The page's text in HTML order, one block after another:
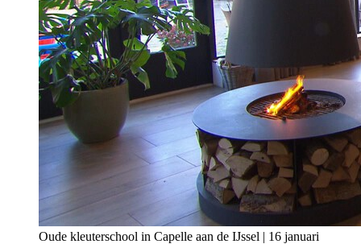
Oude kleuterschool in Capelle aan de IJssel | 16 januari